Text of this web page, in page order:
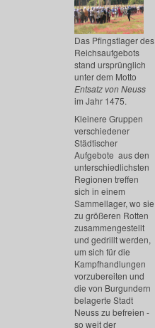
Das Pfingstlager des
Reichsaufgebots
stand ursprünglich
unter dem Motto
Entsatz von Neuss
im Jahr 1475.
Kleinere Gruppen
verschiedener
Städtischer
Aufgebote aus den
unterschiedlichsten
Regionen treffen
sich in einem
Sammellager, wo sie
zu größeren Rotten
zusammengestellt
und gedrillt werden,
um sich für die
Kampfhandlungen
vorzubereiten und
die von Burgundern
belagerte Stadt
Neuss zu befreien -
so weit der